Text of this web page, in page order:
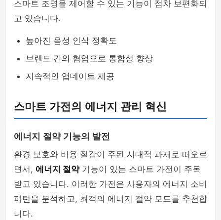
스마트 조명을 제어할 수 있는 기능이 점차 보편화되
고 있습니다.
높아진 음성 인식 정확도
브랜드 간의 협업으로 통합성 향상
지속적인 업데이트 제공
스마트 가전의 에너지 관리 혁신
에너지 절약 기능의 발전
환경 보호와 비용 절감이 주된 시대적 과제로 떠오르
면서, 에너지 절약기능이 있는 스마트 가전이 주목
받고 있습니다. 이러한 가전은 사용자의 에너지 소비
패턴을 분석하고, 최적의 에너지 절약 모드를 추천합
니다.